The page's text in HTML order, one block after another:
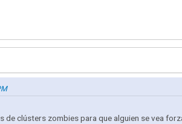
de clústers zombies para que alguien se vea